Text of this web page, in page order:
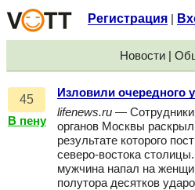
Регистрация
Новости |
45
В пену
Изловили очередного
lifenews.ru — Сотрудники
органов Москвы
результате которого
северо-востока
мужчина напал на
полутора десятков